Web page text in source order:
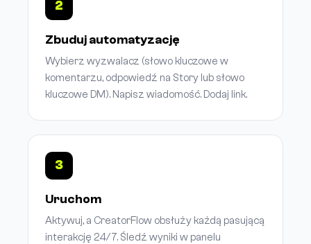
2
Zbuduj automatyzację
Wybierz wyzwalacz (słowo kluczowe w
komentarzu, odpowiedź na Story lub słowo
kluczowe DM). Napisz wiadomość. Dodaj link.
3
Uruchom
Aktywuj, a CreatorFlow obsłuży każdą pasującą
interakcję 24/7. Śledź wyniki w panelu